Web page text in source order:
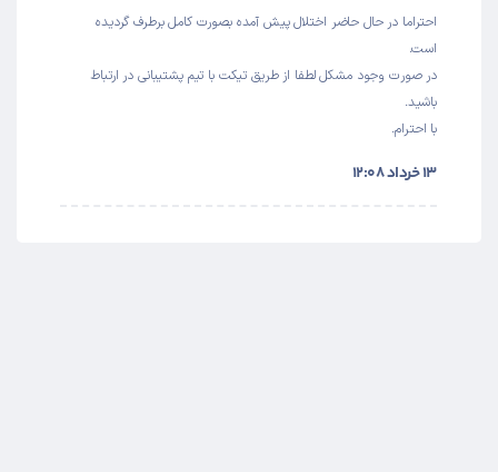
احتراما در حال حاضر اختلال پیش آمده بصورت کامل برطرف گردیده
است.
در صورت وجود مشکل لطفا از طریق تیکت با تیم پشتیبانی در ارتباط
باشید.
با احترام.
۱۳ خرداد ۱۲:۰۸